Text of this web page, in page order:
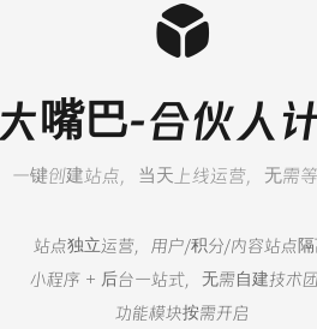
大嘴巴-合伙人
一键创建站点，当天上线运营，无需等
站点独立运营，用户/积分/内容站点
小程序 + 后台一站式，无需自建技术
功能模块按需开启